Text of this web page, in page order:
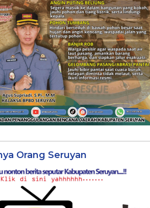
Orang Seruyan